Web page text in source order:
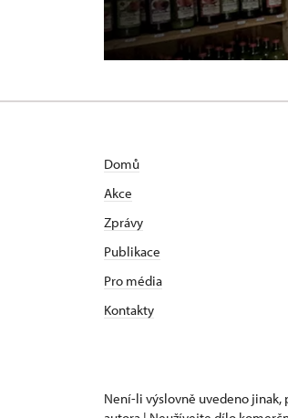
Domů
Akce
Zprávy
Publikace
Pro média
Kontakty
Není-li výslovně uvedeno